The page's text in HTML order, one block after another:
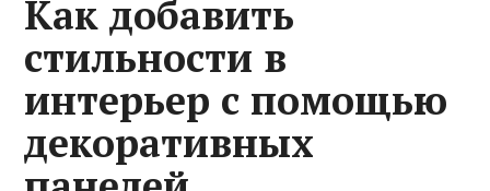
Как добавить
стильности в
интерьер с помощью
декоративных